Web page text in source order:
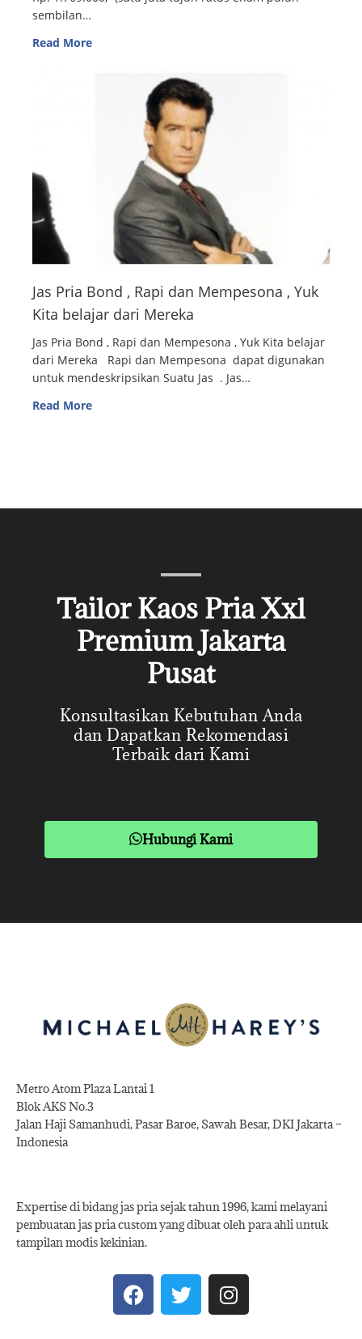
sembilan…
Read More
Jas Pria Bond , Rapi dan Mempesona , Yuk
Kita belajar dari Mereka
Jas Pria Bond , Rapi dan Mempesona , Yuk Kita belajar
dari Mereka Rapi dan Mempesona dapat digunakan
untuk mendeskripsikan Suatu Jas . Jas…
Read More
Tailor Kaos Pria Xxl
Premium Jakarta
Pusat
Konsultasikan Kebutuhan Anda
dan Dapatkan Rekomendasi
Terbaik dari Kami
Hubungi Kami
Metro Atom Plaza Lantai 1
Blok AKS No.3
Jalan Haji Samanhudi, Pasar Baroe, Sawah Besar, DKI Jakarta –
Indonesia
Expertise di bidang jas pria sejak tahun 1996, kami melayani
pembuatan jas pria custom yang dibuat oleh para ahli untuk
tampilan modis kekinian.